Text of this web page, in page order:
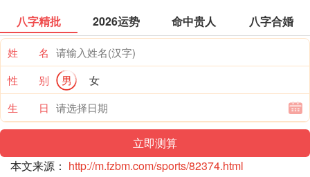
八字精批 2026运势 命中贵人 八字合婚
姓 名
性 别
男
女
生 日
本文来源： http://m.fzbm.com/sports/82374.html